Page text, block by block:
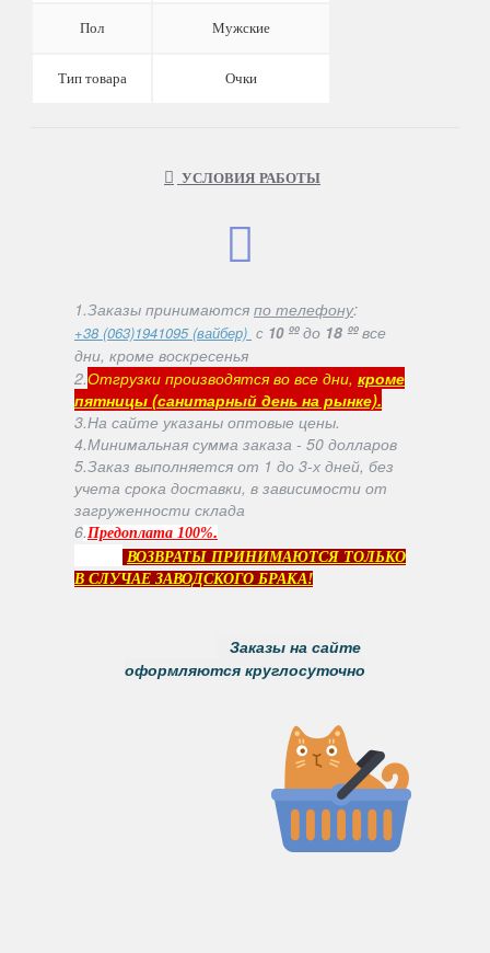
Пол Мужские
Тип товара Очки
УСЛОВИЯ РАБОТЫ
1.Заказы принимаются по телефону:
+38 (063)1941095 (вайбер) с 10 ººдо 18 ººвсе
дни, кроме воскресенья
2.Отгрузки производятся во все дни, кроме
пятницы (санитарный день на рынке).
3.На сайте указаны оптовые цены.
4.Минимальная сумма заказа - 50 долларов
5.Заказ выполняется от 1 до 3-х дней, без
учета срока доставки, в зависимости от
загруженности склада
6.Предоплата 100%.
ВОЗВРАТЫ ПРИНИМАЮТСЯ ТОЛЬКО
В СЛУЧАЕ ЗАВОДСКОГО БРАКА!
Заказы на сайте
оформляются круглосуточно